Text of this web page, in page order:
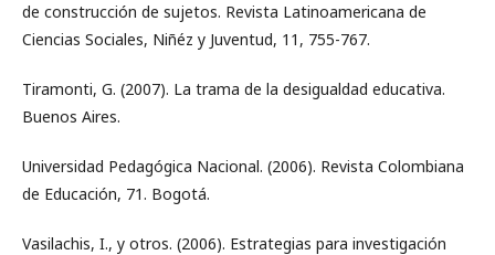
de construcción de sujetos. Revista Latinoamericana de
Ciencias Sociales, Niñéz y Juventud, 11, 755-767.
Tiramonti, G. (2007). La trama de la desigualdad educativa.
Buenos Aires.
Universidad Pedagógica Nacional. (2006). Revista Colombiana
de Educación, 71. Bogotá.
Vasilachis, I., y otros. (2006). Estrategias para investigación